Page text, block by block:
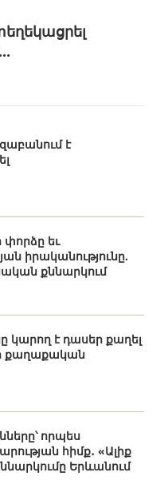
է
եւ
իրականությունը.
քննարկում
կարող է դասեր քաղել
քաղաքական
որպես
հիմք․ «Ալիք
Երևանում